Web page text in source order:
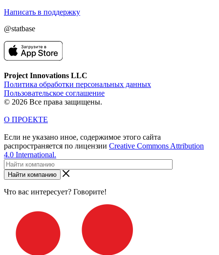
Написать в поддержку
@statbase
Project Innovations LLC
Политика обработки персональных данных
Пользовательское соглашение
© 2026 Все права защищены.
О ПРОЕКТЕ
Если не указано иное, содержимое этого сайта
распространяется по лицензии Creative Commons Attribution
4.0 International.
Найти компанию
Что вас интересует? Говорите!